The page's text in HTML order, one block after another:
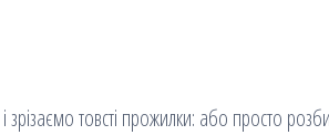
зрізаємо товсті прожилки: або просто